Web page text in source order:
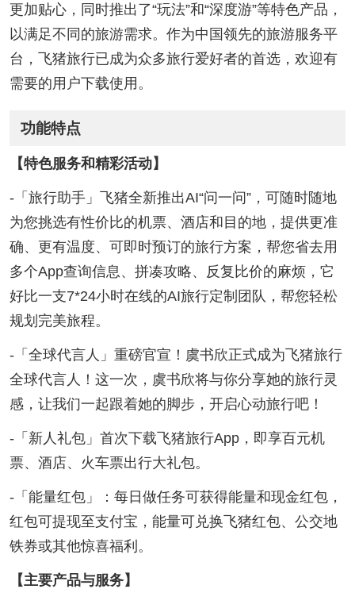
更加贴心，同时推出了“玩法”和“深度游”等特色产品，
以满足不同的旅游需求。作为中国领先的旅游服务平
台，飞猪旅行已成为众多旅行爱好者的首选，欢迎有
需要的用户下载使用。
功能特点
【特色服务和精彩活动】
-「旅行助手」飞猪全新推出AI“问一问”，可随时随地
为您挑选有性价比的机票、酒店和目的地，提供更准
确、更有温度、可即时预订的旅行方案，帮您省去用
多个App查询信息、拼凑攻略、反复比价的麻烦，它
好比一支7*24小时在线的AI旅行定制团队，帮您轻松
规划完美旅程。
-「全球代言人」重磅官宣！虞书欣正式成为飞猪旅行
全球代言人！这一次，虞书欣将与你分享她的旅行灵
感，让我们一起跟着她的脚步，开启心动旅行吧！
-「新人礼包」首次下载飞猪旅行App，即享百元机
票、酒店、火车票出行大礼包。
-「能量红包」：每日做任务可获得能量和现金红包，
红包可提现至支付宝，能量可兑换飞猪红包、公交地
铁券或其他惊喜福利。
【主要产品与服务】